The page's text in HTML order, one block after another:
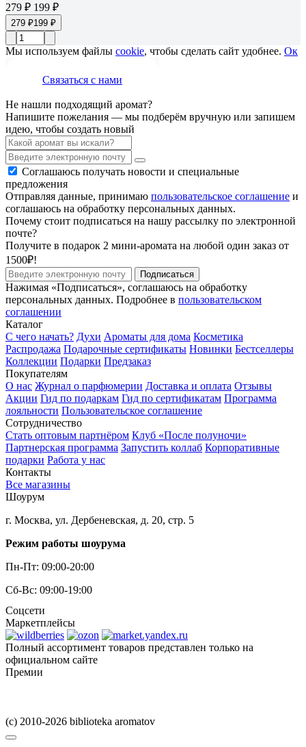
279 ₽ 199 ₽
279 ₽199 ₽
Мы используем файлы cookie, чтобы сделать сайт удобнее. Ок
Связаться с нами
Не нашли подходящий аромат?
Напишите пожелания — мы подберём вручную или запишем
идею, чтобы создать новый
Соглашаюсь получать новости и специальные
предложения
Отправляя данные, принимаю пользовательское соглашение и
соглашаюсь на обработку персональных данных.
Почему стоит подписаться на нашу рассылку по электронной
почте?
Получите в подарок 2 мини-аромата на любой один заказ от
1500₽!
Подписаться
Нажимая «Подписаться», соглашаюсь на обработку
персональных данных. Подробнее в пользовательском
соглашении
Каталог
С чего начать? Духи Ароматы для дома Косметика
Распродажа Подарочные сертификаты Новинки Бестселлеры
Коллекции Подарки Предзаказ
Покупателям
О нас Журнал о парфюмерии Доставка и оплата Отзывы
Акции Гид по подаркам Гид по сертификатам Программа
лояльности Пользовательское соглашение
Сотрудничество
Стать оптовым партнёром Клуб «После полуночи»
Партнерская программа Запустить коллаб Корпоративные
подарки Работа у нас
Контакты
Все магазины
Шоурум
г. Москва, ул. Дербеневская, д. 20, стр. 5
Режим работы шоурума
Пн-Пт: 09:00-20:00
Сб-Вс: 09:00-19:00
Соцсети
Маркетплейсы
Полный ассортимент товаров представлен только на
официальном сайте
Премии
(c) 2010-2026 biblioteka aromatov